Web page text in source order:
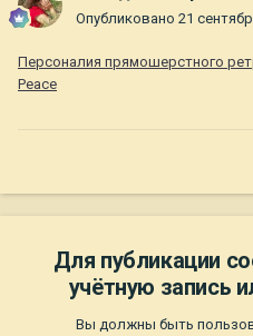
Опубликовано 21
Персоналия прямошерстного
Peace
Для публикации
учётную запись
Вы должны быть